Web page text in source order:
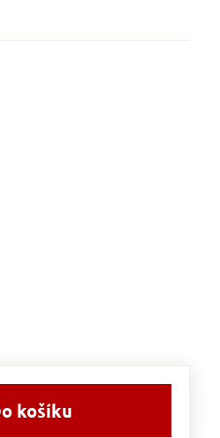
Do košíku